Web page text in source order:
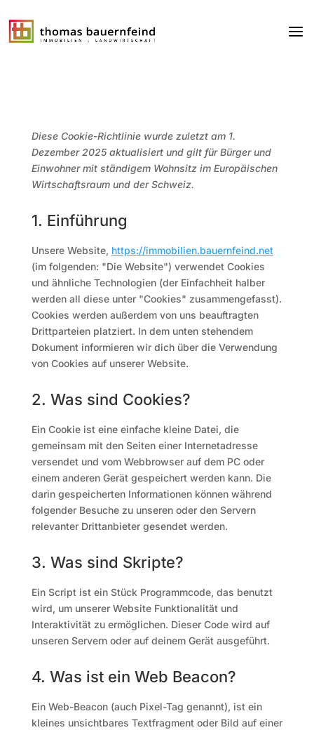
Diese Cookie-Richtlinie wurde zuletzt am 1.
Dezember 2025 aktualisiert und gilt für Bürger und
Einwohner mit ständigem Wohnsitz im Europäischen
Wirtschaftsraum und der Schweiz.
1. Einführung
Unsere Website, https://immobilien.bauernfeind.net
(im folgenden: "Die Website") verwendet Cookies
und ähnliche Technologien (der Einfachheit halber
werden all diese unter "Cookies" zusammengefasst).
Cookies werden außerdem von uns beauftragten
Drittparteien platziert. In dem unten stehendem
Dokument informieren wir dich über die Verwendung
von Cookies auf unserer Website.
2. Was sind Cookies?
Ein Cookie ist eine einfache kleine Datei, die
gemeinsam mit den Seiten einer Internetadresse
versendet und vom Webbrowser auf dem PC oder
einem anderen Gerät gespeichert werden kann. Die
darin gespeicherten Informationen können während
folgender Besuche zu unseren oder den Servern
relevanter Drittanbieter gesendet werden.
3. Was sind Skripte?
Ein Script ist ein Stück Programmcode, das benutzt
wird, um unserer Website Funktionalität und
Interaktivität zu ermöglichen. Dieser Code wird auf
unseren Servern oder auf deinem Gerät ausgeführt.
4. Was ist ein Web Beacon?
Ein Web-Beacon (auch Pixel-Tag genannt), ist ein
kleines unsichtbares Textfragment oder Bild auf einer